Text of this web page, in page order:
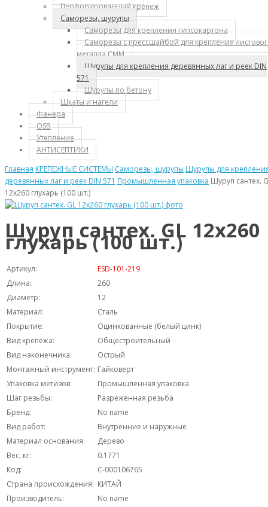
Перфорированный крепеж
Саморезы, шурупы
Саморезы для крепления гипсокартона
Саморезы с прессшайбой для крепления
металла СММ
Шурупы для крепления деревянных лаг и реек DIN
571
Шурупы по бетону
Шкаты и нагели
Фанера
OSB
Утепление
АНТИСЕПТИКИ
Главная КРЕПЕЖНЫЕ СИСТЕМЫ Саморезы, шурупы Шурупы для
деревянных лаг и реек DIN 571 Промышленная упаковка Шуруп сантех.
12х260 глухарь (100 шт.)
Шуруп сантех. GL 12х260
глухарь (100 шт.)
Артикул:
ESD-101-219
Длина:
260
Диаметр:
12
Материал:
Сталь
Покрытие:
Оцинкованные (белый цинк)
Вид крепежа:
Общестроительный
Вид наконечника:
Острый
Монтажный инструмент: Гайковерт
Упаковка метизов:
Промышленная упаковка
Шаг резьбы:
Разреженная резьба
Бренд:
No name
Вид работ:
Внутренние и наружные
Материал основания:
Дерево
Вес, кг:
0.1771
Код:
С-000106765
Страна происхождения: КИТАЙ
Производитель:
No name